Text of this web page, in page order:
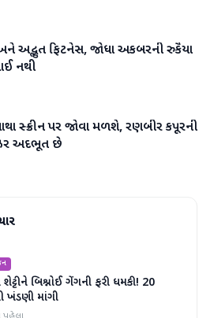
અદ્ભુત ફિટનેસ, જોધા અકબરની રુકૈયા
નથી
સ્ક્રીન પર જોવા મળશે, રણબીર કપૂરની
અદભૂત છે
શેટ્ટીને બિશ્નોઈ ગેંગની ફરી ધમકી! 20
ખંડણી માંગી